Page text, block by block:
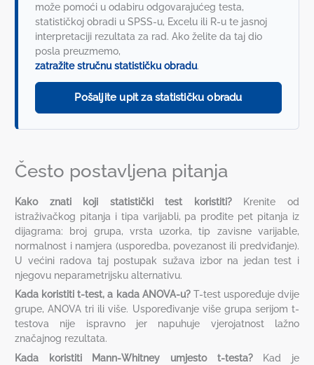
može pomoći u odabiru odgovarajućeg testa,
statističkoj obradi u SPSS-u, Excelu ili R-u te jasnoj
interpretaciji rezultata za rad. Ako želite da taj dio
posla preuzmemo,
zatražite stručnu statističku obradu.
Pošaljite upit za statističku obradu
Često postavljena pitanja
Kako znati koji statistički test koristiti?Krenite od
istraživačkog pitanja i tipa varijabli, pa prođite pet pitanja iz
dijagrama: broj grupa, vrsta uzorka, tip zavisne varijable,
normalnost i namjera (usporedba, povezanost ili predviđanje).
U većini radova taj postupak sužava izbor na jedan test i
njegovu neparametrijsku alternativu.
Kada koristiti t-test, a kada ANOVA-u?T-test uspoređuje dvije
grupe, ANOVA tri ili više. Uspoređivanje više grupa serijom t-
testova nije ispravno jer napuhuje vjerojatnost lažno
značajnog rezultata.
Kada koristiti Mann-Whitney umjesto t-testa?Kad je